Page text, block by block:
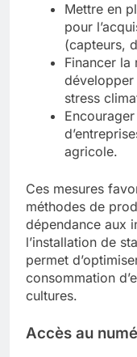
Mettre en
pour
(capteurs,
Financer la
développer
stress
agricole.
Ces mesures
méthodes de
dépendance aux
l’installation de
permet
consommation
cultures.
Accès au